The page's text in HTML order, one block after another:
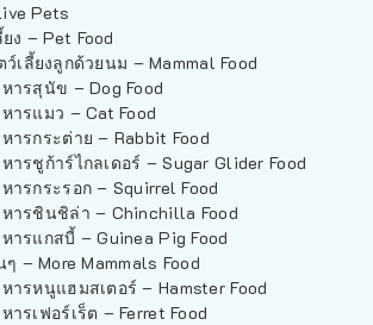
Pets
ง – Pet Food
เลี้ยงลูกด้วยนม – Mammal Food
ารสุนัข – Dog Food
ารแมว – Cat Food
ารกระต่าย – Rabbit Food
ารชูก้าร์ไกลเดอร์ – Sugar Glider Food
ารกระรอก – Squirrel Food
หารชินชิล่า – Chinchilla Food
ารแกสบี้ – Guinea Pig Food
– More Mammals Food
ารหนูแฮมสเตอร์ – Hamster Food
ารเฟอร์เร็ต – Ferret Food